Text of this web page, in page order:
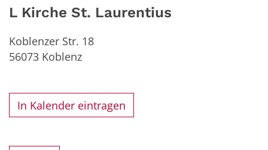
L Kirche St. Laurentius
Koblenzer Str. 18
56073 Koblenz
In Kalender eintragen